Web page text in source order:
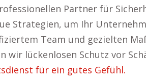
Partner für
Strategien, um Ihr
Team und gezielten
lückenlosen Schutz vor
für ein gutes Gefühl.